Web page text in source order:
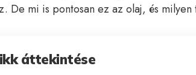
De mi is pontosan ez az olaj, és
áttekintése